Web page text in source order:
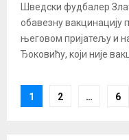
Шведски фудбалер
обавезну вакцинацију
његовом пријатељу и
Ђоковићу, који није
Posts
1 2 … 6